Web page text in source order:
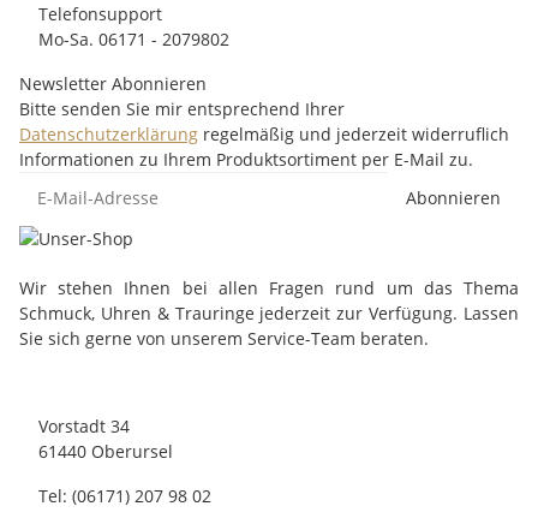
Telefonsupport
Mo-Sa. 06171 - 2079802
Newsletter Abonnieren
Bitte senden Sie mir entsprechend Ihrer
Datenschutzerklärung regelmäßig und jederzeit widerruflich
Informationen zu Ihrem Produktsortiment per E-Mail zu.
Abonnieren
Wir stehen Ihnen bei allen Fragen rund um das Thema
Schmuck, Uhren & Trauringe jederzeit zur Verfügung. Lassen
Sie sich gerne von unserem Service-Team beraten.
Vorstadt 34
61440 Oberursel
Tel: (06171) 207 98 02